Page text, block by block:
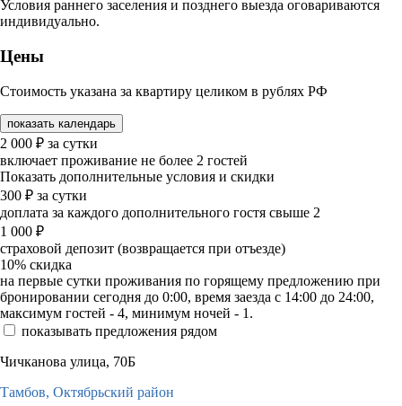
Условия раннего заселения и позднего выезда оговариваются
индивидуально.
Цены
Стоимость указана за квартиру целиком в рублях РФ
показать календарь
2 000 ₽ за сутки
включает проживание не более 2 гостей
Показать дополнительные условия и скидки
300 ₽ за сутки
доплата за каждого дополнительного гостя свыше 2
1 000 ₽
страховой депозит (возвращается при отъезде)
10% скидка
на первые сутки проживания по горящему предложению при
бронировании сегодня до 0:00, время заезда с 14:00 до 24:00,
максимум гостей - 4, минимум ночей - 1.
показывать предложения рядом
Чичканова улица, 70Б
Тамбов, Октябрьский район